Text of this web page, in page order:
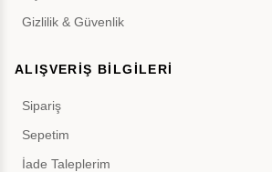
Gizlilik & Güvenlik
ALIŞVERİŞ BİLGİLERİ
Sipariş
Sepetim
İade Taleplerim